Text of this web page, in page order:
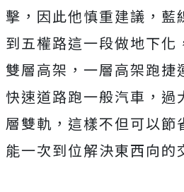
擊，因此他慎重建議，藍
到五權路這一段做地下化
雙層高架，一層高架跑捷
快速道路跑一般汽車，過
層雙軌，這樣不但可以節
能一次到位解決東西向的